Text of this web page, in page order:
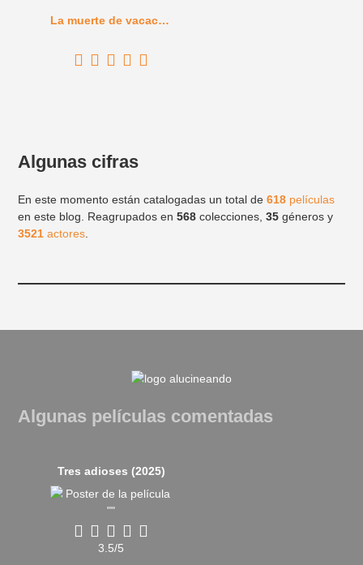
La muerte de vacaciones (1934)
Algunas cifras
En este momento están catalogadas un total de618 películas
en este blog. Reagrupados en568 colecciones,35 géneros y
3521 actores
Algunas películas comentadas
Tres adioses (2025)
3.5/5